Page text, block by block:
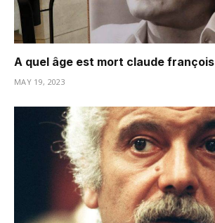
A quel âge est mort claude françois
MAY 19, 2023